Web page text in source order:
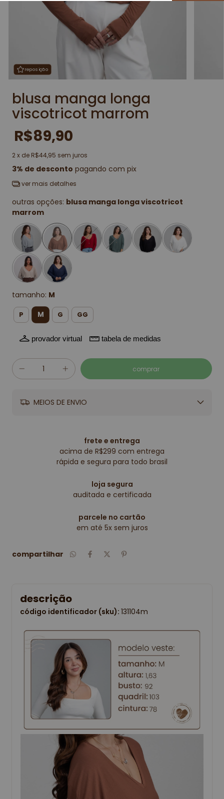
reposição
reposição
blusa manga longa
viscotricot marrom
R$89,90
2x de R$44,95 sem juros
3% de desconto pagando com pix
ver mais detalhes
outras opções: blusa manga longa viscotricot
marrom
tamanho: M
P M G GG
provador virtual tabela de medidas
MEIOS DE ENVIO
frete e entrega
acima de R$299 com entrega
rápida e segura para todo brasil
loja segura
auditada e certificada
parcele no cartão
em até 5x sem juros
compartilhar
descrição
código identificador (sku): 131104m